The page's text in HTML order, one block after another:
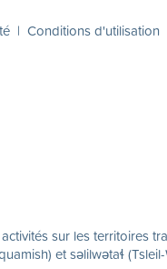
| Conditions d'utilisation
sur les territoires
et səlilwətaɬ